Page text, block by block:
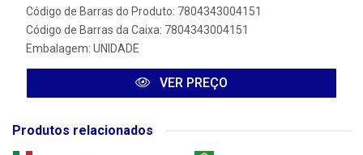
Código de Barras do Produto: 7804343004151
Código de Barras da Caixa: 7804343004151
Embalagem: UNIDADE
VER PREÇO
Produtos relacionados